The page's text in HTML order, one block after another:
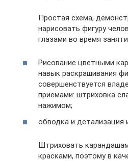
Простая схема,
нарисовать фигуру
глазами во время
Рисование цветными
навык раскрашивания
совершенствуется
приёмами: штриховка
нажимом;
обводка и
Штриховать
красками, поэтому в